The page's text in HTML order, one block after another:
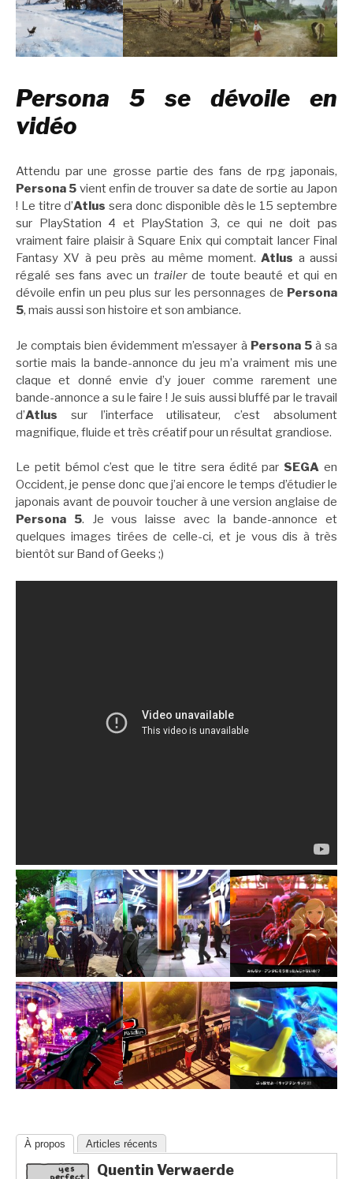
Persona 5 se dévoile en
vidéo
Attendu par une grosse partie des fans de rpg japonais,
Persona 5 vient enfin de trouver sa date de sortie au Japon
! Le titre d’Atlus sera donc disponible dès le 15 septembre
sur PlayStation 4 et PlayStation 3, ce qui ne doit pas
vraiment faire plaisir à Square Enix qui comptait lancer Final
Fantasy XV à peu près au même moment.Atlus a aussi
régalé ses fans avec un trailerde toute beauté et qui en
dévoile enfin un peu plus sur les personnages de Persona
5, mais aussi son histoire et son ambiance.
Je comptais bien évidemment m’essayer à Persona 5à sa
sortie mais la bande-annonce du jeu m’a vraiment mis une
claque et donné envie d’y jouer comme rarement une
bande-annonce a su le faire ! Je suis aussi bluffé par le travail
d’Atlus sur l’interface utilisateur, c’est absolument
magnifique, fluide et très créatif pour un résultat grandiose.
Le petit bémol c’est que le titre sera édité par SEGA en
Occident, je pense donc que j’ai encore le temps d’étudier le
japonais avant de pouvoir toucher à une version anglaise de
Persona 5. Je vous laisse avec la bande-annonce et
quelques images tirées de celle-ci, et je vous dis à très
bientôt sur Band of Geeks ;)
À propos Articles récents
Quentin Verwaerde